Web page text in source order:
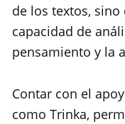
de los textos,
capacidad de
pensamiento y la
Contar con el
como Trinka,